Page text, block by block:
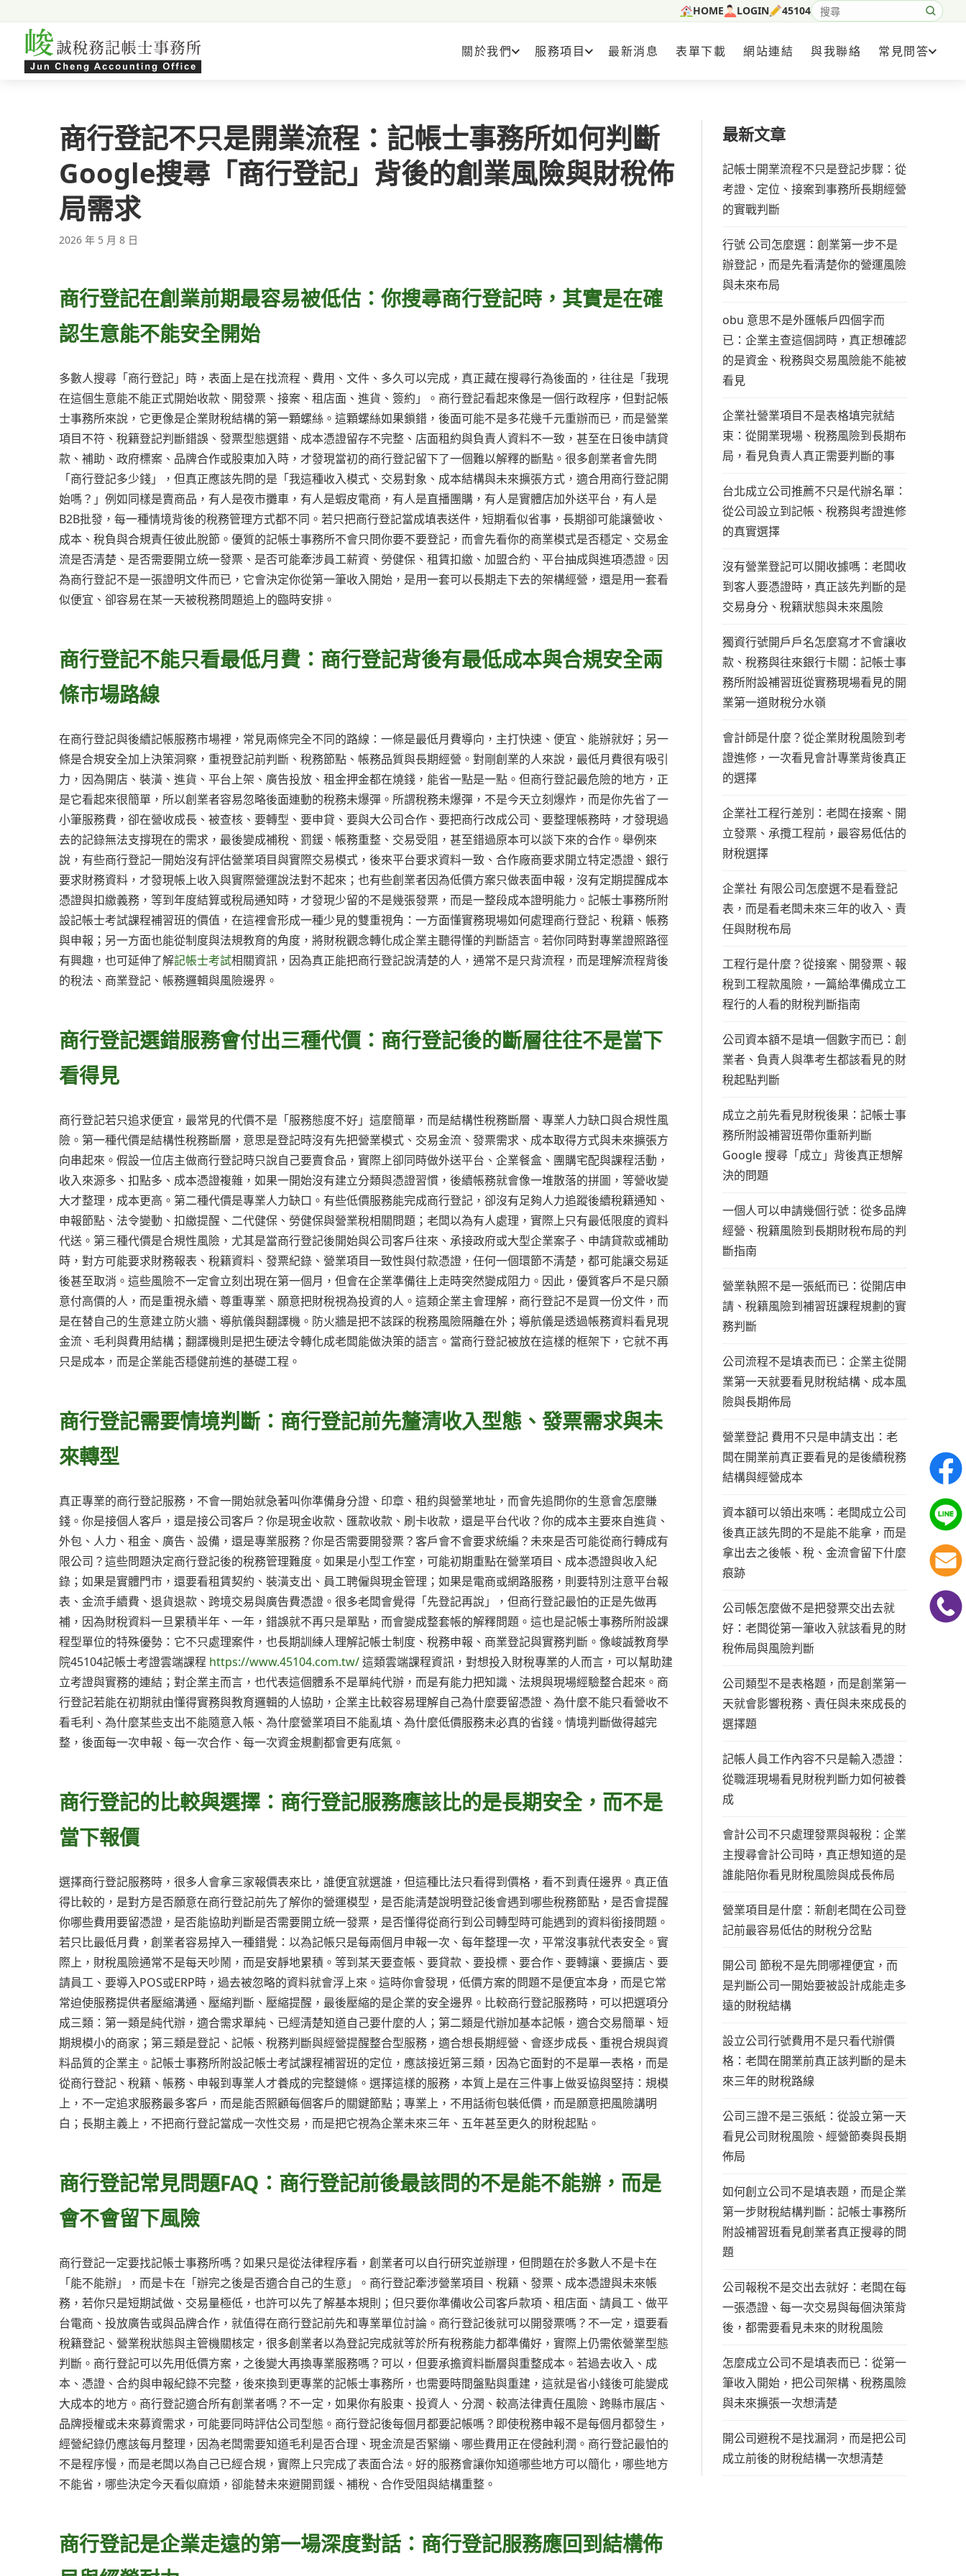
HOME LOGIN 45104
搜尋網站內容
關於我們
服務項目 最新消息 表單下載 網站連結 與我聯絡 常見問答
商行登記不只是開業流程：記帳士事務所如何判斷
Google搜尋「商行登記」背後的創業風險與財稅佈
局需求
2026 年 5 月 8 日
商行登記在創業前期最容易被低估：你搜尋商行登記時，其實是在確
認生意能不能安全開始
多數人搜尋「商行登記」時，表面上是在找流程、費用、文件、多久可以完成，真正藏在搜尋行為後面的，往往是「我現
在這個生意能不能正式開始收款、開發票、接案、租店面、進貨、簽約」。商行登記看起來像是一個行政程序，但對記帳
士事務所來說，它更像是企業財稅結構的第一顆螺絲。這顆螺絲如果鎖錯，後面可能不是多花幾千元重辦而已，而是營業
項目不符、稅籍登記判斷錯誤、發票型態選錯、成本憑證留存不完整、店面租約與負責人資料不一致，甚至在日後申請貸
款、補助、政府標案、品牌合作或股東加入時，才發現當初的商行登記留下了一個難以解釋的斷點。很多創業者會先問
「商行登記多少錢」，但真正應該先問的是「我這種收入模式、交易對象、成本結構與未來擴張方式，適合用商行登記開
始嗎？」例如同樣是賣商品，有人是夜市攤車，有人是蝦皮電商，有人是直播團購，有人是實體店加外送平台，有人是
B2B批發，每一種情境背後的稅務管理方式都不同。若只把商行登記當成填表送件，短期看似省事，長期卻可能讓營收、
成本、稅負與合規責任彼此脫節。優質的記帳士事務所不會只問你要不要登記，而會先看你的商業模式是否穩定、交易金
流是否清楚、是否需要開立統一發票、是否可能牽涉員工薪資、勞健保、租賃扣繳、加盟合約、平台抽成與進項憑證。因
為商行登記不是一張證明文件而已，它會決定你從第一筆收入開始，是用一套可以長期走下去的架構經營，還是用一套看
似便宜、卻容易在某一天被稅務問題追上的臨時安排。
商行登記不能只看最低月費：商行登記背後有最低成本與合規安全兩
條市場路線
在商行登記與後續記帳服務市場裡，常見兩條完全不同的路線：一條是最低月費導向，主打快速、便宜、能辦就好；另一
條是合規安全加上決策洞察，重視登記前判斷、稅務節點、帳務品質與長期經營。對剛創業的人來說，最低月費很有吸引
力，因為開店、裝潢、進貨、平台上架、廣告投放、租金押金都在燒錢，能省一點是一點。但商行登記最危險的地方，正
是它看起來很簡單，所以創業者容易忽略後面連動的稅務未爆彈。所謂稅務未爆彈，不是今天立刻爆炸，而是你先省了一
小筆服務費，卻在營收成長、被查核、要轉型、要申貸、要與大公司合作、要把商行改成公司、要整理帳務時，才發現過
去的記錄無法支撐現在的需求，最後變成補稅、罰鍰、帳務重整、交易受阻，甚至錯過原本可以談下來的合作。舉例來
說，有些商行登記一開始沒有評估營業項目與實際交易模式，後來平台要求資料一致、合作廠商要求開立特定憑證、銀行
要求財務資料，才發現帳上收入與實際營運說法對不起來；也有些創業者因為低價方案只做表面申報，沒有定期提醒成本
憑證與扣繳義務，等到年度結算或稅局通知時，才發現少留的不是幾張發票，而是一整段成本證明能力。記帳士事務所附
設記帳士考試課程補習班的價值，在這裡會形成一種少見的雙重視角：一方面懂實務現場如何處理商行登記、稅籍、帳務
與申報；另一方面也能從制度與法規教育的角度，將財稅觀念轉化成企業主聽得懂的判斷語言。若你同時對專業證照路徑
有興趣，也可延伸了解記帳士考試相關資訊，因為真正能把商行登記說清楚的人，通常不是只背流程，而是理解流程背後
的稅法、商業登記、帳務邏輯與風險邊界。
商行登記選錯服務會付出三種代價：商行登記後的斷層往往不是當下
看得見
商行登記若只追求便宜，最常見的代價不是「服務態度不好」這麼簡單，而是結構性稅務斷層、專業人力缺口與合規性風
險。第一種代價是結構性稅務斷層，意思是登記時沒有先把營業模式、交易金流、發票需求、成本取得方式與未來擴張方
向串起來。假設一位店主做商行登記時只說自己要賣食品，實際上卻同時做外送平台、企業餐盒、團購宅配與課程活動，
收入來源多、扣點多、成本憑證複雜，如果一開始沒有建立分類與憑證習慣，後續帳務就會像一堆散落的拼圖，等營收變
大才整理，成本更高。第二種代價是專業人力缺口。有些低價服務能完成商行登記，卻沒有足夠人力追蹤後續稅籍通知、
申報節點、法令變動、扣繳提醒、二代健保、勞健保與營業稅相關問題；老闆以為有人處理，實際上只有最低限度的資料
代送。第三種代價是合規性風險，尤其是當商行登記後開始與公司客戶往來、承接政府或大型企業案子、申請貸款或補助
時，對方可能要求財務報表、稅籍資料、發票紀錄、營業項目一致性與付款憑證，任何一個環節不清楚，都可能讓交易延
後甚至取消。這些風險不一定會立刻出現在第一個月，但會在企業準備往上走時突然變成阻力。因此，優質客戶不是只願
意付高價的人，而是重視永續、尊重專業、願意把財稅視為投資的人。這類企業主會理解，商行登記不是買一份文件，而
是在替自己的生意建立防火牆、導航儀與翻譯機。防火牆是把不該踩的稅務風險隔離在外；導航儀是透過帳務資料看見現
金流、毛利與費用結構；翻譯機則是把生硬法令轉化成老闆能做決策的語言。當商行登記被放在這樣的框架下，它就不再
只是成本，而是企業能否穩健前進的基礎工程。
商行登記需要情境判斷：商行登記前先釐清收入型態、發票需求與未
來轉型
真正專業的商行登記服務，不會一開始就急著叫你準備身分證、印章、租約與營業地址，而會先追問你的生意會怎麼賺
錢。你是接個人客戶，還是接公司客戶？你是現金收款、匯款收款、刷卡收款，還是平台代收？你的成本主要來自進貨、
外包、人力、租金、廣告、設備，還是專業服務？你是否需要開發票？客戶會不會要求統編？未來是否可能從商行轉成有
限公司？這些問題決定商行登記後的稅務管理難度。如果是小型工作室，可能初期重點在營業項目、成本憑證與收入紀
錄；如果是實體門市，還要看租賃契約、裝潢支出、員工聘僱與現金管理；如果是電商或網路服務，則要特別注意平台報
表、金流手續費、退貨退款、跨境交易與廣告費憑證。很多老闆會覺得「先登記再說」，但商行登記最怕的正是先做再
補，因為財稅資料一旦累積半年、一年，錯誤就不再只是單點，而會變成整套帳的解釋問題。這也是記帳士事務所附設課
程型單位的特殊優勢：它不只處理案件，也長期訓練人理解記帳士制度、稅務申報、商業登記與實務判斷。像峻誠教育學
院45104記帳士考證雲端課程 https://www.45104.com.tw/這類雲端課程資訊，對想投入財稅專業的人而言，可以幫助建
立考證與實務的連結；對企業主而言，也代表這個體系不是單純代辦，而是有能力把知識、法規與現場經驗整合起來。商
行登記若能在初期就由懂得實務與教育邏輯的人協助，企業主比較容易理解自己為什麼要留憑證、為什麼不能只看營收不
看毛利、為什麼某些支出不能隨意入帳、為什麼營業項目不能亂填、為什麼低價服務未必真的省錢。情境判斷做得越完
整，後面每一次申報、每一次合作、每一次資金規劃都會更有底氣。
商行登記的比較與選擇：商行登記服務應該比的是長期安全，而不是
當下報價
選擇商行登記服務時，很多人會拿三家報價表來比，誰便宜就選誰，但這種比法只看得到價格，看不到責任邊界。真正值
得比較的，是對方是否願意在商行登記前先了解你的營運模型，是否能清楚說明登記後會遇到哪些稅務節點，是否會提醒
你哪些費用要留憑證，是否能協助判斷是否需要開立統一發票，是否懂得從商行到公司轉型時可能遇到的資料銜接問題。
若只比最低月費，創業者容易掉入一種錯覺：以為記帳只是每兩個月申報一次、每年整理一次，平常沒事就代表安全。實
際上，財稅風險通常不是每天吵鬧，而是安靜地累積。等到某天要查帳、要貸款、要投標、要合作、要轉讓、要擴店、要
請員工、要導入POS或ERP時，過去被忽略的資料就會浮上來。這時你會發現，低價方案的問題不是便宜本身，而是它常
常迫使服務提供者壓縮溝通、壓縮判斷、壓縮提醒，最後壓縮的是企業的安全邊界。比較商行登記服務時，可以把選項分
成三類：第一類是純代辦，適合需求單純、已經清楚知道自己要什麼的人；第二類是代辦加基本記帳，適合交易簡單、短
期規模小的商家；第三類是登記、記帳、稅務判斷與經營提醒整合型服務，適合想長期經營、會逐步成長、重視合規與資
料品質的企業主。記帳士事務所附設記帳士考試課程補習班的定位，應該接近第三類，因為它面對的不是單一表格，而是
從商行登記、稅籍、帳務、申報到專業人才養成的完整鏈條。選擇這樣的服務，本質上是在三件事上做妥協與堅持：規模
上，不一定追求服務最多客戶，而是能否照顧每個客戶的關鍵節點；專業上，不用話術包裝低價，而是願意把風險講明
白；長期主義上，不把商行登記當成一次性交易，而是把它視為企業未來三年、五年甚至更久的財稅起點。
商行登記常見問題FAQ：商行登記前後最該問的不是能不能辦，而是
會不會留下風險
商行登記一定要找記帳士事務所嗎？如果只是從法律程序看，創業者可以自行研究並辦理，但問題在於多數人不是卡在
「能不能辦」，而是卡在「辦完之後是否適合自己的生意」。商行登記牽涉營業項目、稅籍、發票、成本憑證與未來帳
務，若你只是短期試做、交易量極低，也許可以先了解基本規則；但只要你準備收公司客戶款項、租店面、請員工、做平
台電商、投放廣告或與品牌合作，就值得在商行登記前先和專業單位討論。商行登記後就可以開發票嗎？不一定，還要看
稅籍登記、營業稅狀態與主管機關核定，很多創業者以為登記完成就等於所有稅務能力都準備好，實際上仍需依營業型態
判斷。商行登記可以先用低價方案，之後變大再換專業服務嗎？可以，但要承擔資料斷層與重整成本。若過去收入、成
本、憑證、合約與申報紀錄不完整，後來換到更專業的記帳士事務所，也需要時間盤點與重建，這就是省小錢後可能變成
大成本的地方。商行登記適合所有創業者嗎？不一定，如果你有股東、投資人、分潤、較高法律責任風險、跨縣市展店、
品牌授權或未來募資需求，可能要同時評估公司型態。商行登記後每個月都要記帳嗎？即使稅務申報不是每個月都發生，
經營紀錄仍應該每月整理，因為老闆需要知道毛利是否合理、現金流是否緊繃、哪些費用正在侵蝕利潤。商行登記最怕的
不是程序慢，而是老闆以為自己已經合規，實際上只完成了表面合法。好的服務會讓你知道哪些地方可以簡化，哪些地方
不能省，哪些決定今天看似麻煩，卻能替未來避開罰鍰、補稅、合作受阻與結構重整。
商行登記是企業走遠的第一場深度對話：商行登記服務應回到結構佈
最新文章
記帳士開業流程不只是登記步驟：從
考證、定位、接案到事務所長期經營
的實戰判斷
行號 公司怎麼選：創業第一步不是
辦登記，而是先看清楚你的營運風險
與未來布局
obu 意思不是外匯帳戶四個字而
已：企業主查這個詞時，真正想確認
的是資金、稅務與交易風險能不能被
看見
企業社營業項目不是表格填完就結
束：從開業現場、稅務風險到長期布
局，看見負責人真正需要判斷的事
台北成立公司推薦不只是代辦名單：
從公司設立到記帳、稅務與考證進修
的真實選擇
沒有營業登記可以開收據嗎：老闆收
到客人要憑證時，真正該先判斷的是
交易身分、稅籍狀態與未來風險
獨資行號開戶戶名怎麼寫才不會讓收
款、稅務與往來銀行卡關：記帳士事
務所附設補習班從實務現場看見的開
業第一道財稅分水嶺
會計師是什麼？從企業財稅風險到考
證進修，一次看見會計專業背後真正
的選擇
企業社工程行差別：老闆在接案、開
立發票、承攬工程前，最容易低估的
財稅選擇
企業社 有限公司怎麼選不是看登記
表，而是看老闆未來三年的收入、責
任與財稅布局
工程行是什麼？從接案、開發票、報
稅到工程款風險，一篇給準備成立工
程行的人看的財稅判斷指南
公司資本額不是填一個數字而已：創
業者、負責人與準考生都該看見的財
稅起點判斷
成立之前先看見財稅後果：記帳士事
務所附設補習班帶你重新判斷
Google 搜尋「成立」背後真正想解
決的問題
一個人可以申請幾個行號：從多品牌
經營、稅籍風險到長期財稅布局的判
斷指南
營業執照不是一張紙而已：從開店申
請、稅籍風險到補習班課程規劃的實
務判斷
公司流程不是填表而已：企業主從開
業第一天就要看見財稅結構、成本風
險與長期佈局
營業登記 費用不只是申請支出：老
闆在開業前真正要看見的是後續稅務
結構與經營成本
資本額可以領出來嗎：老闆成立公司
後真正該先問的不是能不能拿，而是
拿出去之後帳、稅、金流會留下什麼
痕跡
公司帳怎麼做不是把發票交出去就
好：老闆從第一筆收入就該看見的財
稅佈局與風險判斷
公司類型不是表格題，而是創業第一
天就會影響稅務、責任與未來成長的
選擇題
記帳人員工作內容不只是輸入憑證：
從職涯現場看見財稅判斷力如何被養
成
會計公司不只處理發票與報稅：企業
主搜尋會計公司時，真正想知道的是
誰能陪你看見財稅風險與成長佈局
營業項目是什麼：新創老闆在公司登
記前最容易低估的財稅分岔點
開公司 節稅不是先問哪裡便宜，而
是判斷公司一開始要被設計成能走多
遠的財稅結構
設立公司行號費用不是只看代辦價
格：老闆在開業前真正該判斷的是未
來三年的財稅路線
公司三證不是三張紙：從設立第一天
看見公司財稅風險、經營節奏與長期
佈局
如何創立公司不是填表題，而是企業
第一步財稅結構判斷：記帳士事務所
附設補習班看見創業者真正搜尋的問
題
公司報稅不是交出去就好：老闆在每
一張憑證、每一次交易與每個決策背
後，都需要看見未來的財稅風險
怎麼成立公司不是填表而已：從第一
筆收入開始，把公司架構、稅務風險
與未來擴張一次想清楚
開公司避稅不是找漏洞，而是把公司
成立前後的財稅結構一次想清楚